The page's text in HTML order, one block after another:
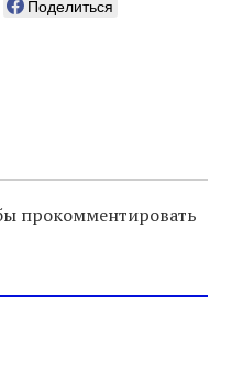
Поделиться
прокомментировать